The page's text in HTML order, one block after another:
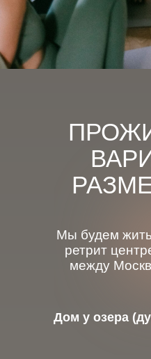
Мы будем
ретрит
между
Дом у озера